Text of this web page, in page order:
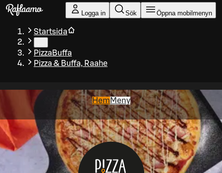
Gå till huvudinnehållet
Logga in Sök Öppna mobilmenyn
Startsida
PizzaBuffa
Pizza & Buffa, Raahe
Hem Meny